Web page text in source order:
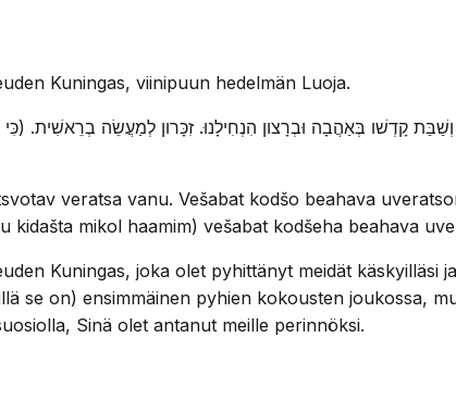
Kuningas, viinipuun hedelmän Luoja.
קָדְשׁו בְּאַהֲבָה וּבְרָצון הִנְחִילָנוּ. זִכָּרון לְמַעֲשֵׂה בְרֵאשִׁית.
veratsa vanu. Vešabat kodšo beahava
mikol haamim) vešabat kodšeha beahava
Kuningas, joka olet pyhittänyt meidät käskyilläsi
se on) ensimmäinen pyhien kokousten joukossa,
Sinä olet antanut meille perinnöksi.